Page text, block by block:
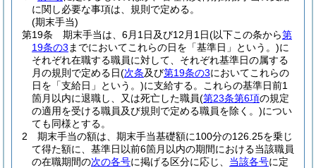
に関し必要な事項は、規則で定める。
(期末手当)
第19条
期末手当は、6月1日及び12月1日(以下この条から第
19条の3 までにおいてこれらの日を「基準日」という。)に
それぞれ在職する職員に対して、それぞれ基準日の属する
月の規則で定める日(次条及び第19条の3においてこれらの
日を「支給日」という。)に支給する。
これらの基準日前1
箇月以内に退職し、又は死亡した職員(第23条第6項の規定
の適用を受ける職員及び規則で定める職員を除く。)につい
ても同様とする。
2
期末手当の額は、期末手当基礎額に100分の126.25を乗じ
て得た額に、基準日以前6箇月以内の期間における当該職員
の在職期間の次の各号に掲げる区分に応じ、 当該各号に定